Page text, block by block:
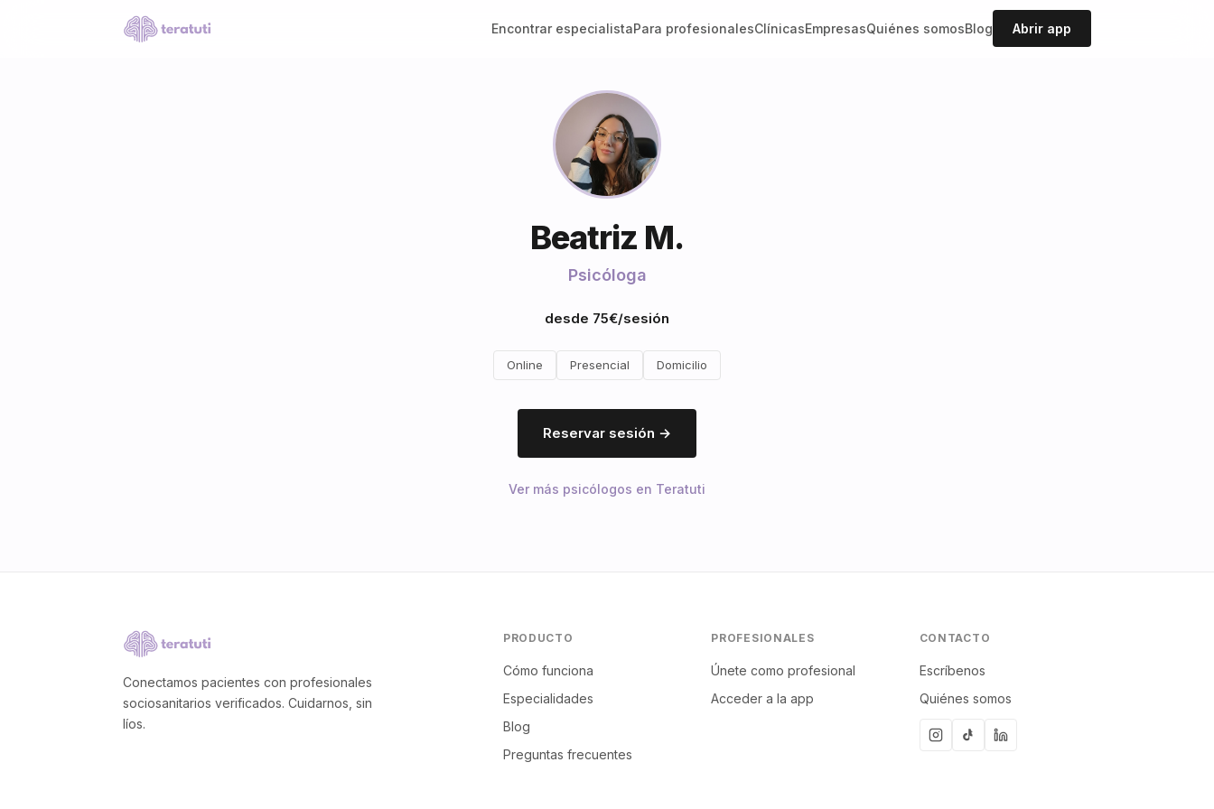
Encontrar especialistaPara profesionalesClínicasEmpresasQuiénes somosBlog Abrir app
Beatriz M.
Psicóloga
desde 75€/sesión
Online Presencial Domicilio
Reservar sesión →
Ver más psicólogos en Teratuti
Conectamos pacientes con profesionales
sociosanitarios verificados. Cuidarnos, sin
líos.
PRODUCTO
Cómo funciona
Especialidades
Blog
Preguntas frecuentes
PROFESIONALES
Únete como profesional
Acceder a la app
CONTACTO
Escríbenos
Quiénes somos